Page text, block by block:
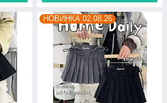
НОВИНКА 02.08.26